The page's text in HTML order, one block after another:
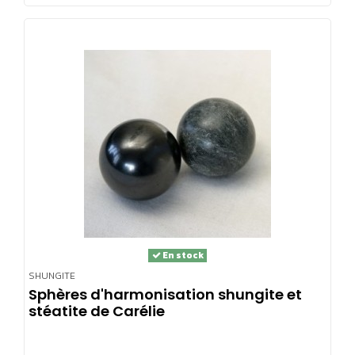
catalyseur de changements positifs et de croissance", pour sa
capacité à aider à guérir les chakras inférieurs tout en préparant
le corps à un travail énergétique plus élevé.
Regina Martino, qui a développé une méthode très fiable et
reproductible pour mesurer les fluctuations du champ
énergétique humain, a découvert que "la shungite, plus que
toute autre roche, est capable de réaligner les chakras et
d'optimiser le champ vital. En particulier, la shungite augmente
ou concentre considérablement le champ vital dans le premier
chakra, ou "chakra racine".
SHUNGITE
En stock
Sphères d'harmonisation shungite et
stéatite de Carélie